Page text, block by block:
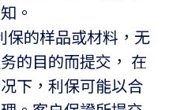
。
的样品或材料，无
的目的而提交， 在
下，利保可能以合